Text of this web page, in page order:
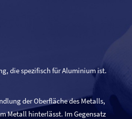
die spezifisch für Aluminium ist.
der Oberfläche des Metalls,
Metall hinterlässt. Im Gegensatz